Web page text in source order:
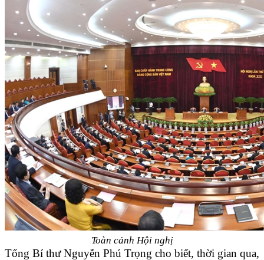
Toàn cảnh Hội nghị
Tổng Bí thư Nguyễn Phú Trọng cho biết, thời gian qua,